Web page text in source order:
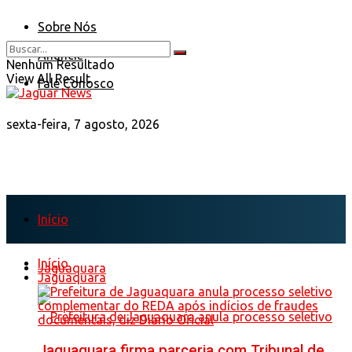
Sobre Nós
Anuncie
Fale Conosco
sexta-feira, 7 agosto, 2026
Nenhum Resultado
View All Result
Início
Jaguaquara
Início
Jaguaquara